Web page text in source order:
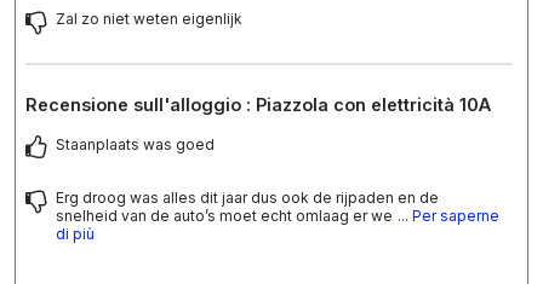
Zal zo niet weten eigenlijk
Recensione sull'alloggio : Piazzola con elettricità 10A
Staanplaats was goed
Erg droog was alles dit jaar dus ook de rijpaden en de
snelheid van de auto’s moet echt omlaag er we ... Per saperne
di più